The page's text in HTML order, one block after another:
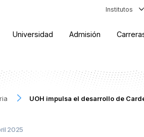
Institutos
Universidad Admisión
UOH impulsa el desarrollo de
2025